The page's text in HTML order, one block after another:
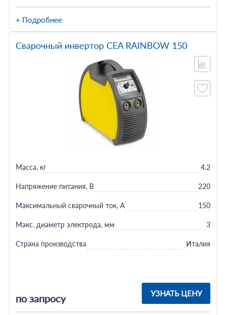
+ Подробнее
Сварочный инвертор CEA RAINBOW 150
по запросу УЗНАТЬ ЦЕНУ
Масса, кг 4.2
Напряжение питания, В 220
Максимальный сварочный ток, А 150
Макс. диаметр электрода, мм 3
Страна производства Италия